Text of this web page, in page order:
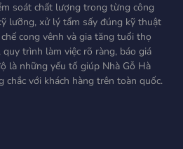
soát chất lượng trong từng công
lưỡng, xử lý tẩm sấy đúng kỹ thuật
cong vênh và gia tăng tuổi thọ
trình làm việc rõ ràng, báo giá
là những yếu tố giúp Nhà Gỗ Hà
chắc với khách hàng trên toàn quốc.